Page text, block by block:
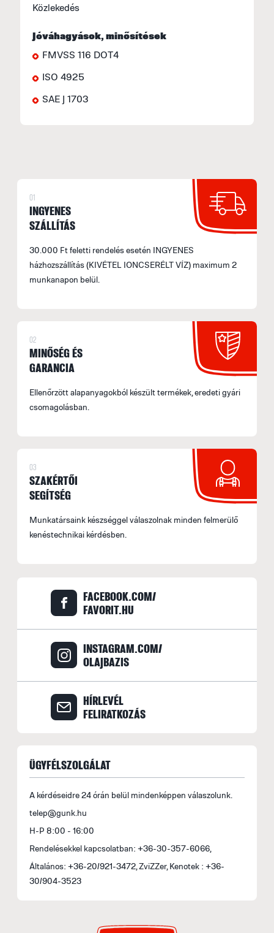
Közlekedés
Jóváhagyások, minősítések
FMVSS 116 DOT4
ISO 4925
SAE J 1703
01
INGYENES
SZÁLLÍTÁS
30.000 Ft feletti rendelés esetén INGYENES
házhozszállítás (KIVÉTEL IONCSERÉLT VÍZ) maximum 2
munkanapon belül.
02
MINŐSÉG ÉS
GARANCIA
Ellenőrzött alapanyagokból készült termékek, eredeti gyári
csomagolásban.
03
SZAKÉRTŐI
SEGÍTSÉG
Munkatársaink készséggel válaszolnak minden felmerülő
kenéstechnikai kérdésben.
FACEBOOK.COM/
FAVORIT.HU
INSTAGRAM.COM/
OLAJBAZIS
HÍRLEVÉL
FELIRATKOZÁS
ÜGYFÉLSZOLGÁLAT
A kérdéseidre 24 órán belül mindenképpen válaszolunk.
telep@gunk.hu
H-P 8:00 - 16:00
Rendelésekkel kapcsolatban: +36-30-357-6066,
Általános: +36-20/921-3472, ZviZZer, Kenotek : +36-
30/904-3523